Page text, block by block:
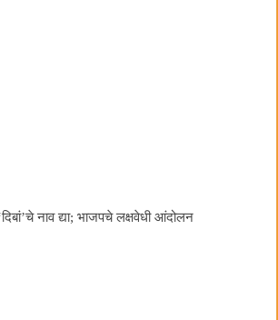
नाव द्या; भाजपचे लक्षवेधी आंदोलन